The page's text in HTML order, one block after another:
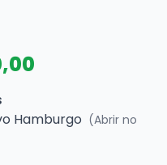
Hamburgo (Abrir no